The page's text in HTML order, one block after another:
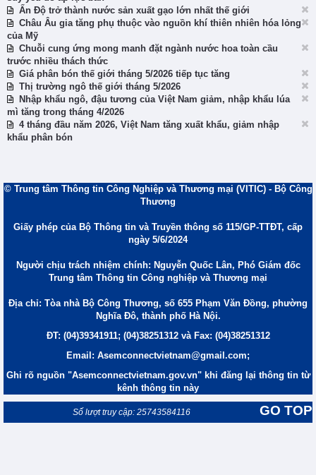
Ấn Độ trở thành nước sản xuất gạo lớn nhất thế giới
Châu Âu gia tăng phụ thuộc vào nguồn khí thiên nhiên hóa lỏng
của Mỹ
Chuỗi cung ứng mong manh đặt ngành nước hoa toàn cầu
trước nhiều thách thức
Giá phân bón thế giới tháng 5/2026 tiếp tục tăng
Thị trường ngô thế giới tháng 5/2026
Nhập khẩu ngô, đậu tương của Việt Nam giảm, nhập khẩu lúa
mì tăng trong tháng 4/2026
4 tháng đầu năm 2026, Việt Nam tăng xuất khẩu, giảm nhập
khẩu phân bón
© Trung tâm Thông tin Công Nghiệp và Thương mại (VITIC) - Bộ Công
Thương
Giấy phép của Bộ Thông tin và Truyền thông số 115/GP-TTĐT, cấp
ngày 5/6/2024
Người chịu trách nhiệm chính: Nguyễn Quốc Lân, Phó Giám đốc
Trung tâm Thông tin Công nghiệp và Thương mại
Địa chỉ: Tòa nhà Bộ Công Thương, số 655 Phạm Văn Đồng, phường
Nghĩa Đô, thành phố Hà Nội.
ĐT: (04)39341911; (04)38251312 và Fax: (04)38251312
Email: Asemconnectvietnam@gmail.com;
Ghi rõ nguồn "Asemconnectvietnam.gov.vn" khi đăng lại thông tin từ
kênh thông tin này
GO TOP
Số lượt truy cập: 25743584116